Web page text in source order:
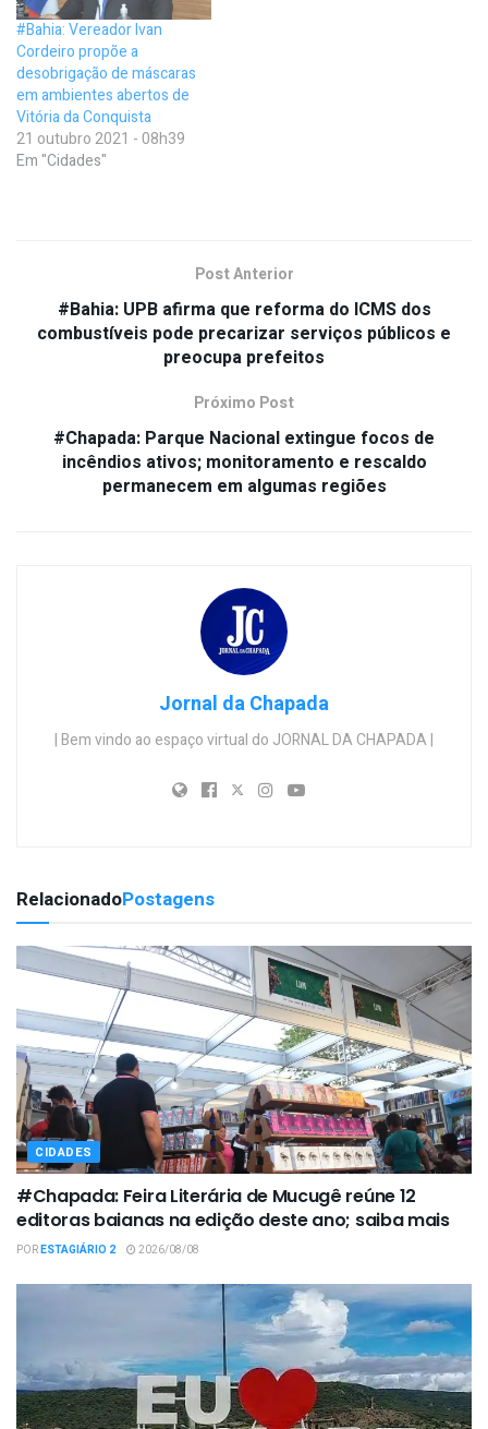
#Bahia: Vereador Ivan
Cordeiro propõe a
desobrigação de máscaras
em ambientes abertos de
Vitória da Conquista
21 outubro 2021 - 08h39
Em "Cidades"
Post Anterior
#Bahia: UPB afirma que reforma do ICMS dos
combustíveis pode precarizar serviços públicos e
preocupa prefeitos
Próximo Post
#Chapada: Parque Nacional extingue focos de
incêndios ativos; monitoramento e rescaldo
permanecem em algumas regiões
Jornal da Chapada
| Bem vindo ao espaço virtual do JORNAL DA CHAPADA |
RelacionadoPostagens
CIDADES
#Chapada: Feira Literária de Mucugê reúne 12
editoras baianas na edição deste ano; saiba mais
PORESTAGIÁRIO 2 2026/08/08